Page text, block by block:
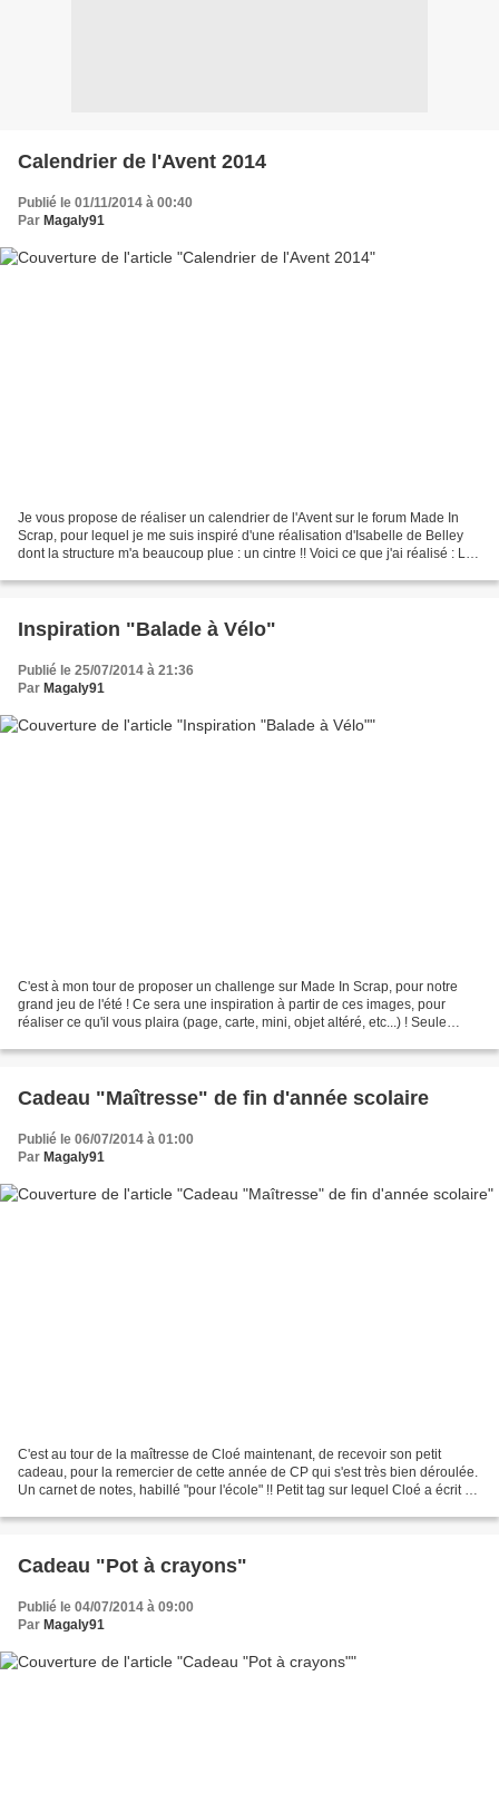
Calendrier de l'Avent 2014
Publié le 01/11/2014 à 00:40
Par Magaly91
Je vous propose de réaliser un calendrier de l'Avent sur le forum Made In
Scrap, pour lequel je me suis inspiré d'une réalisation d'Isabelle de Belley
dont la structure m'a beaucoup plue : un cintre !! Voici ce que j'ai réalisé : Les
Inspiration "Balade à Vélo"
Publié le 25/07/2014 à 21:36
Par Magaly91
C'est à mon tour de proposer un challenge sur Made In Scrap, pour notre
grand jeu de l'été ! Ce sera une inspiration à partir de ces images, pour
réaliser ce qu'il vous plaira (page, carte, mini, objet altéré, etc...) ! Seule
Cadeau "Maîtresse" de fin d'année scolaire
Publié le 06/07/2014 à 01:00
Par Magaly91
C'est au tour de la maîtresse de Cloé maintenant, de recevoir son petit
cadeau, pour la remercier de cette année de CP qui s'est très bien déroulée.
Un carnet de notes, habillé "pour l'école" !! Petit tag sur lequel Cloé a écrit un
Cadeau "Pot à crayons"
Publié le 04/07/2014 à 09:00
Par Magaly91